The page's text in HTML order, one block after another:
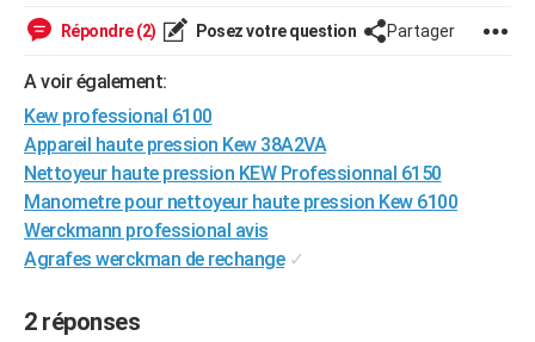
Forum
Aménagement intérieur
Extérieur
Cuisine
Salle de bains
Jardinage
Rangement
WEEK-END
LIFESTYLE
Art de vivre
Bien-être
Loisirs
Mode
Modes de vie
SANTE
Alimentation
Guide de la santé
Maladies
Médicaments
Sommeil
VOYAGE
Destinations
City break
Voyage nature
Voyage de noces
Forum
Climat
+PHOTO
GUIDES D'ACHAT
BONS PLANS
Répondre (2) Posez votre question Partager
A voir également:
Kew professional 6100
Appareil haute pression Kew 38A2VA
Nettoyeur haute pression KEW Professionnal 6150
Manometre pour nettoyeur haute pression Kew 6100
Werckmann professional avis
Agrafes werckman de rechange ✓
2 réponses